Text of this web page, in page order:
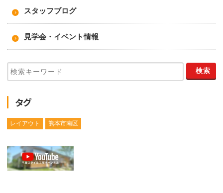
スタッフブログ
見学会・イベント情報
タグ
レイアウト 熊本市南区